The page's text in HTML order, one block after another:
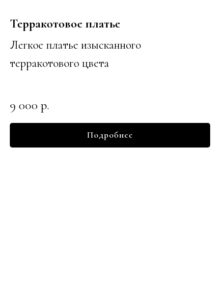
Терракотовое платье
Легкое платье изысканного
терракотового цвета
9 000 р.
Подробнее